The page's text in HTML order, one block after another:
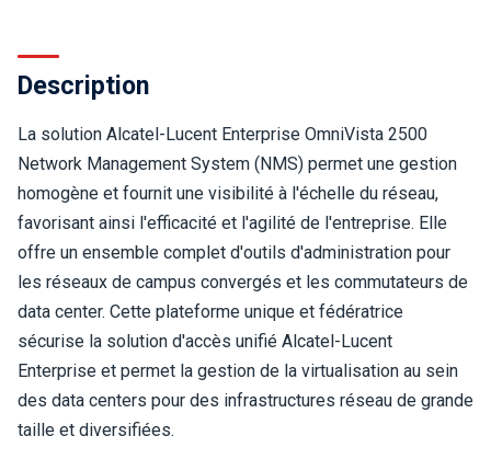
Description
La solution Alcatel-Lucent Enterprise OmniVista 2500
Network Management System (NMS) permet une gestion
homogène et fournit une visibilité à l'échelle du réseau,
favorisant ainsi l'efficacité et l'agilité de l'entreprise. Elle
offre un ensemble complet d'outils d'administration pour
les réseaux de campus convergés et les commutateurs de
data center. Cette plateforme unique et fédératrice
sécurise la solution d'accès unifié Alcatel-Lucent
Enterprise et permet la gestion de la virtualisation au sein
des data centers pour des infrastructures réseau de grande
taille et diversifiées.